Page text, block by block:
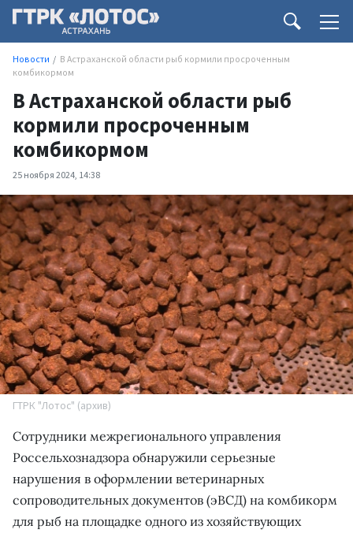
Новости
В Астраханской области рыб кормили просроченным
комбикормом
В Астраханской области рыб
кормили просроченным
комбикормом
25 ноября 2024, 14:38
ГТРК "Лотос" (архив)
Сотрудники межрегионального управления
Россельхознадзора обнаружили серьезные
нарушения в оформлении ветеринарных
сопроводительных документов (эВСД) на комбикорм
для рыб на площадке одного из хозяйствующих